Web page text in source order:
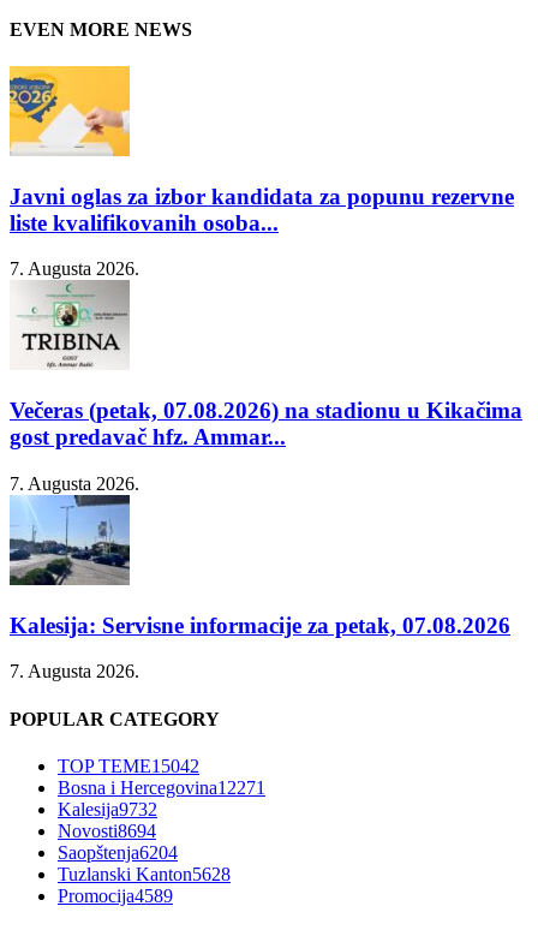
EVEN MORE NEWS
Javni oglas za izbor kandidata za popunu rezervne
liste kvalifikovanih osoba...
7. Augusta 2026.
Večeras (petak, 07.08.2026) na stadionu u Kikačima
gost predavač hfz. Ammar...
7. Augusta 2026.
Kalesija: Servisne informacije za petak, 07.08.2026
7. Augusta 2026.
POPULAR CATEGORY
TOP TEME15042
Bosna i Hercegovina12271
Kalesija9732
Novosti8694
Saopštenja6204
Tuzlanski Kanton5628
Promocija4589